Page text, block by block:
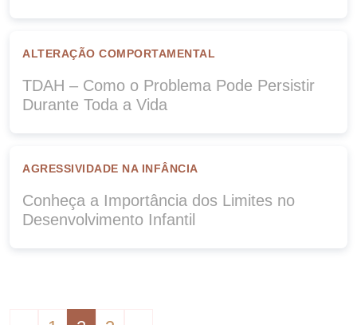
ALTERAÇÃO COMPORTAMENTAL
TDAH – Como o Problema Pode Persistir
Durante Toda a Vida
AGRESSIVIDADE NA INFÂNCIA
Conheça a Importância dos Limites no
Desenvolvimento Infantil